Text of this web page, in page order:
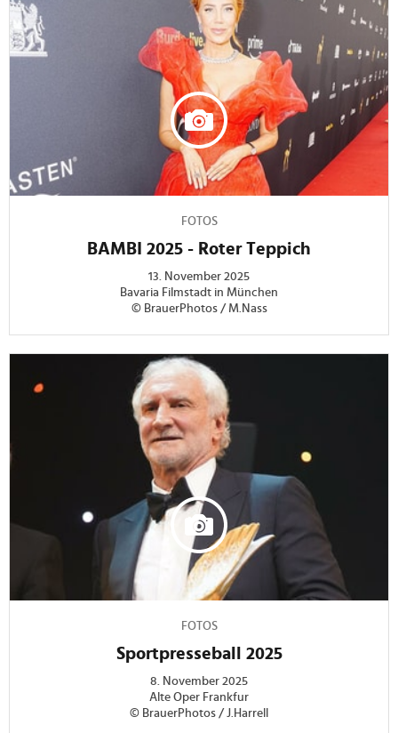
FOTOS
BAMBI 2025 - Roter Teppich
13. November 2025
Bavaria Filmstadt in München
© BrauerPhotos / M.Nass
FOTOS
Sportpresseball 2025
8. November 2025
Alte Oper Frankfur
© BrauerPhotos / J.Harrell